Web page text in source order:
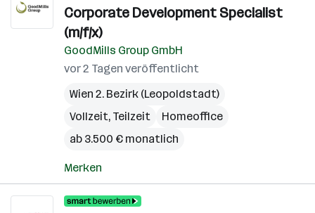
Corporate Development Specialist
(m/f/x)
GoodMills Group GmbH
vor 2 Tagen veröffentlicht
Wien 2. Bezirk (Leopoldstadt)
Vollzeit, Teilzeit
Homeoffice
ab 3.500 € monatlich
Merken